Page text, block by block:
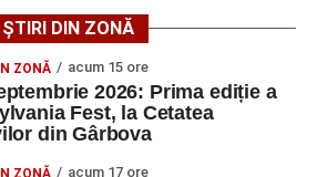
și în străinătate.
o componentă cinematografică
va putea urmări mai multe producții
producătoareiGabi Suciu
prezentă de-a lungul timpului la
importante festivaluri europene de
ȘTIRI DIN ZONĂ
ZONĂ acum 15 ore
2026: Prima ediție a
Fest, la Cetatea
din Gârbova
ZONĂ acum 17 ore